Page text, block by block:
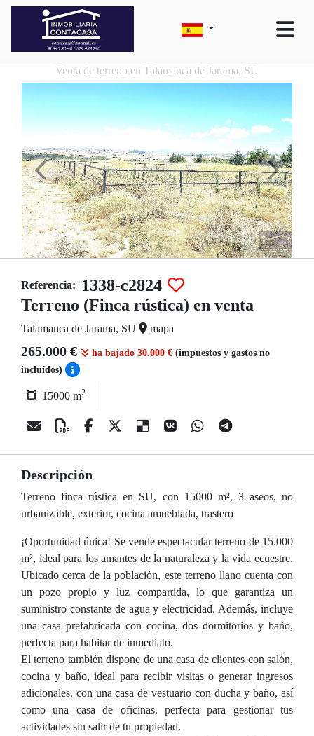
Venta de terreno en Talamanca de Jarama, SU
Referencia:
1338-c2824
Terreno (Finca rústica) en venta
Talamanca de Jarama, SU mapa
265.000 € ha bajado 30.000 € (impuestos y gastos no
incluídos)
15000 m2
Descripción
Terreno finca rústica en SU, con 15000 m², 3 aseos, no
urbanizable, exterior, cocina amueblada, trastero
¡Oportunidad única! Se vende espectacular terreno de 15.000
m², ideal para los amantes de la naturaleza y la vida ecuestre.
Ubicado cerca de la población, este terreno llano cuenta con
un pozo propio y luz compartida, lo que garantiza un
suministro constante de agua y electricidad. Además, incluye
una casa prefabricada con cocina, dos dormitorios y baño,
perfecta para habitar de inmediato.
El terreno también dispone de una casa de clientes con salón,
cocina y baño, ideal para recibir visitas o generar ingresos
adicionales. con una casa de vestuario con ducha y baño, así
como una casa de oficinas, perfecta para gestionar tus
actividades sin salir de tu propiedad.